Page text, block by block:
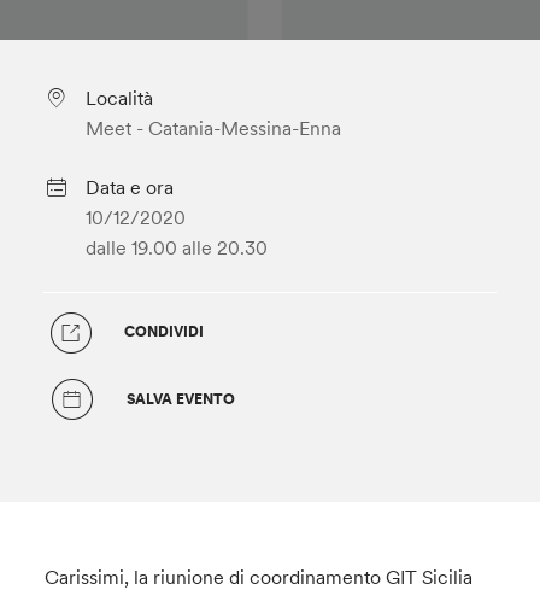
Località
Meet - Catania-Messina-Enna
Data e ora
10/12/2020
dalle 19.00 alle 20.30
CONDIVIDI
SALVA EVENTO
Carissimi, la riunione di coordinamento GIT Sicilia